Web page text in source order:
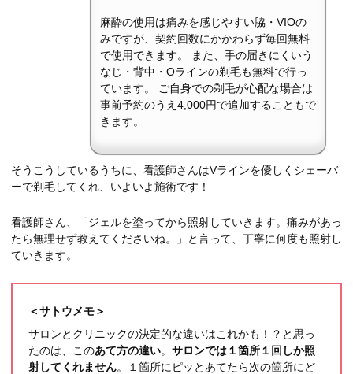
麻酔の使用は痛みを感じやすい脇・VIOの
みですが、契約回数にかかわらず毎回無料
で使用できます。 また、手の届きにくいう
なじ・背中・Oラインの剃毛も無料で行っ
ています。 ご自身での剃毛が心配な場合は
事前予約のうえ4,000円で追加することもで
きます。
そうこうしているうちに、看護師さんはVラインを優しくシェーバ
ーで剃毛してくれ、いよいよ施術です！
看護師さん、「ジェルを塗ってから照射していきます。痛みがあっ
たら無理せず教えてくださいね。」と言って、丁寧に何度も照射し
ていきます。
＜サトウメモ＞
サロンとクリニックの決定的な違いはこれかも！？と思っ
たのは、このあて方の違い。 サロンでは１箇所１回しか照
射してくれません。１箇所にピッとあてたら次の箇所にど